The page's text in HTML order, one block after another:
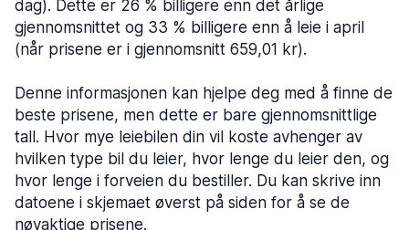
dag). Dette er 26 % billigere enn det årlige
gjennomsnittet og 33 % billigere enn å leie i april
(når prisene er i gjennomsnitt 659,01 kr).
Denne informasjonen kan hjelpe deg med å finne de
beste prisene, men dette er bare gjennomsnittlige
tall. Hvor mye leiebilen din vil koste avhenger av
hvilken type bil du leier, hvor lenge du leier den, og
hvor lenge i forveien du bestiller. Du kan skrive inn
datoene i skjemaet øverst på siden for å se de
nøyaktige prisene.